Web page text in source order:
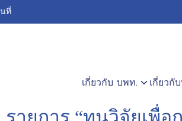
ที่
เกี่ยวกับ บพท. เกี่ยวกั
for: